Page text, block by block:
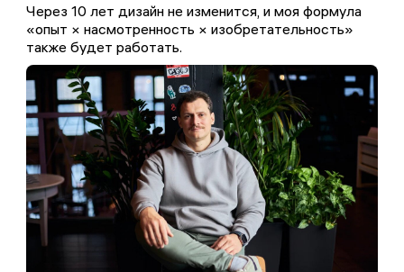
Через 10 лет дизайн не изменится, и моя формула
«опыт × насмотренность × изобретательность»
также будет работать.